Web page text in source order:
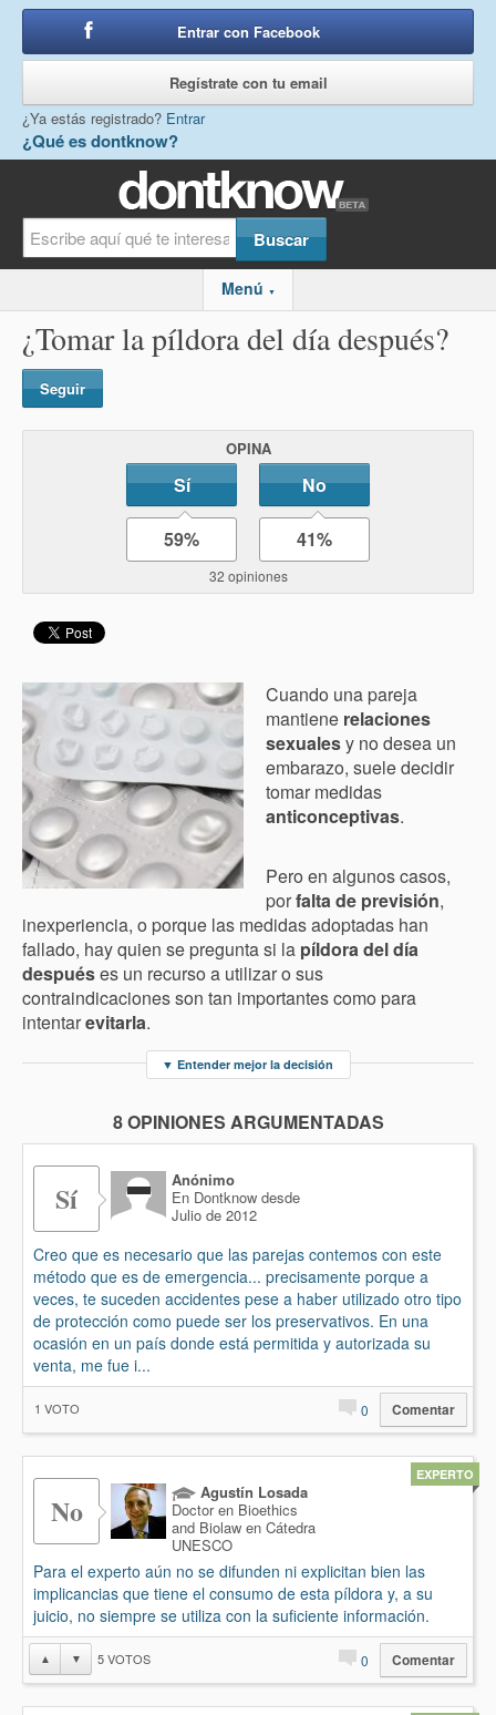
¿Qué es dontknow?
Entrar con Facebook
Regístrate con tu email
¿Ya estás registrado? Entrar
Menú ▼
¿Tomar la píldora del día después?
Seguir
OPINA
Sí No
59% 41%
32 opiniones
Cuando una pareja
mantiene relaciones
sexualesy no desea un
embarazo, suele decidir
tomar medidas
anticonceptivas.
Pero en algunos casos,
porfalta de previsión,
inexperiencia, o porque las medidas adoptadas han
fallado, hay quien se pregunta si la píldora del día
despuéses un recurso a utilizar o sus
contraindicaciones son tan importantes como para
intentarevitarla.
▼ Entender mejor la decisión
8 OPINIONES ARGUMENTADAS
Sí
Anónimo
En Dontknow desde
Julio de 2012
Creo que es necesario que las parejas contemos con este
método que es de emergencia... precisamente porque a
veces, te suceden accidentes pese a haber utilizado otro tipo
de protección como puede ser los preservativos. En una
ocasión en un país donde está permitida y autorizada su
venta, me fue i...
1 VOTO 0 Comentar
No
Agustín Losada
Doctor en Bioethics
and Biolaw en Cátedra
UNESCO
Para el experto aún no se difunden ni explicitan bien las
implicancias que tiene el consumo de esta píldora y, a su
juicio, no siempre se utiliza con la suficiente información.
EXPERTO
▲ ▼ 5VOTOS 0 Comentar